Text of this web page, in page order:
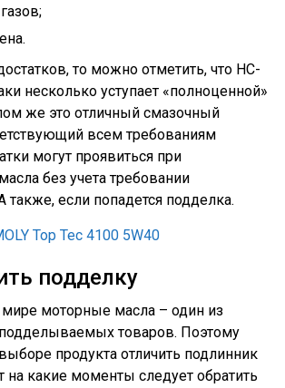
то можно отметить, что НС-
несколько уступает «полноценной»
же это отличный смазочный
всем требованиям
могут проявиться при
без учета требовании
также, если попадется подделка.
подделку
моторные масла – один из
подделываемых товаров. Поэтому
продукта отличить подлинник
на какие моменты следует обратить